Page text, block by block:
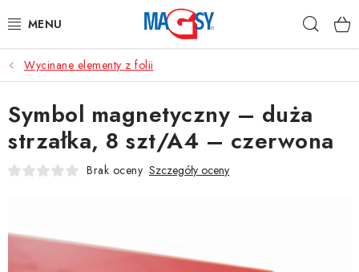
do
GŁÓWNE KATEGORIE
MAGNETYCZNE POMOCE
MAGNESY PRZEMYSŁOWE
MATERIAŁY NIERDZEWNE
Wycinane elementy z folii
Symbol magnetyczny – duża
strzałka, 8 szt/A4 – czerwona
Brak oceny Szczegóły oceny